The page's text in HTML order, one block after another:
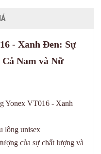
- Xanh Đen: Sự
Nam và Nữ
Yonex VT016 - Xanh
lông unisex
của sự chất lượng và